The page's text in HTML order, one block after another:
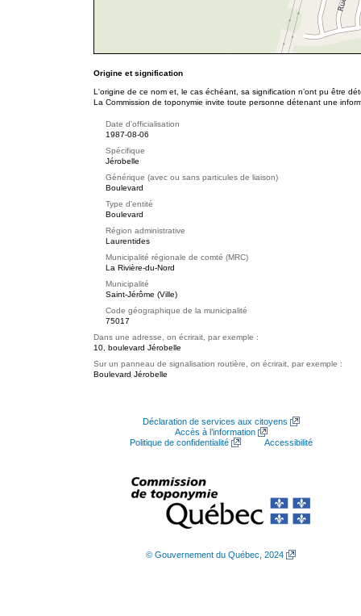
Origine et signification
L'origine de ce nom et, le cas échéant, sa signification n’ont pu être
La Commission de toponymie invite toute personne détenant une
Date d'officialisation
1987-08-06
Spécifique
Jérobelle
Générique (avec ou sans particules de liaison)
Boulevard
Type d'entité
Boulevard
Région administrative
Laurentides
Municipalité régionale de comté (MRC)
La Rivière-du-Nord
Municipalité
Saint-Jérôme (Ville)
Code géographique de la municipalité
75017
Dans une adresse, on écrirait, par exemple :
10, boulevard Jérobelle
Sur un panneau de signalisation routière, on écrirait, par exemple :
Boulevard Jérobelle
Déclaration de services aux citoyens
Accès à l’information
Politique de confidentialité
Accessibilité
© Gouvernement du Québec, 2024